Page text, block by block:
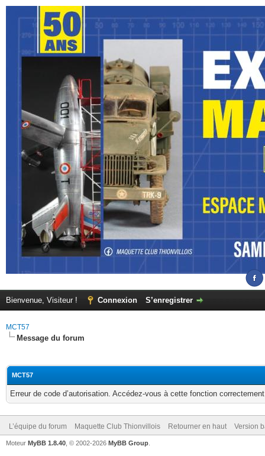
Bienvenue, Visiteur ! Connexion S’enregistrer
MCT57
Message du forum
MCT57
Erreur de code d’autorisation. Accédez-vous à cette fonction
L’équipe du forum Maquette Club Thionvillois Retourner en haut Version
Moteur MyBB 1.8.40 , © 2002-2026 MyBB Group